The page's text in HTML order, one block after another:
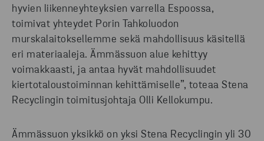
hyvien liikenneyhteyksien varrella Espoossa,
toimivat yhteydet Porin Tahkoluodon
murskalaitoksellemme sekä mahdollisuus käsitellä
eri materiaaleja. Ämmässuon alue kehittyy
voimakkaasti, ja antaa hyvät mahdollisuudet
kiertotaloustoiminnan kehittämiselle”, toteaa Stena
Recyclingin toimitusjohtaja Olli Kellokumpu.
Ämmässuon yksikkö on yksi Stena Recyclingin yli 30